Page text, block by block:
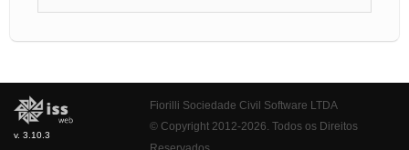
v. 3.10.3
Fiorilli Sociedade Civil Software LTDA
© Copyright 2012-2026. Todos os Direitos